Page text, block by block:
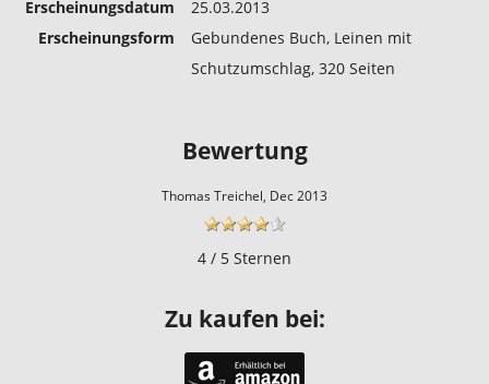
Erscheinungs­datum
25.03.2013
Erscheinungs­form
Gebundenes Buch, Leinen mit
Schutzumschlag, 320 Seiten
Bewertung
Thomas Treichel, Dec 2013
4 / 5 Sternen
Zu kaufen bei: